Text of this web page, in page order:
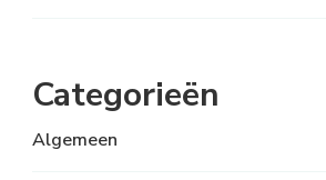
Categorieën
Algemeen